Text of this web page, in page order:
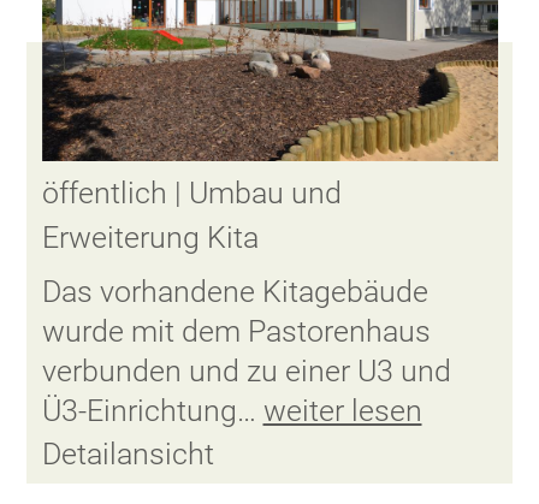
öffentlich | Umbau und
Erweiterung Kita
Das vorhandene Kitagebäude
wurde mit dem Pastorenhaus
verbunden und zu einer U3 und
Ü3-Einrichtung… weiter lesen
Detailansicht